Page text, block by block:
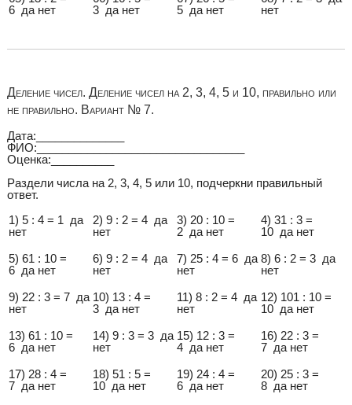
6 да нет
3 да нет
5 да нет
нет
Деление чисел. Деление чисел на 2, 3, 4, 5 и 10, правильно или
не правильно. Вариант № 7.
Дата:______________
ФИО:_________________________________
Оценка:__________
Раздели числа на 2, 3, 4, 5 или 10, подчеркни правильный
ответ.
1) 5 : 4 = 1 да
нет
2) 9 : 2 = 4 да
нет
3) 20 : 10 =
2 да нет
4) 31 : 3 =
10 да нет
5) 61 : 10 =
6 да нет
6) 9 : 2 = 4 да
нет
7) 25 : 4 = 6 да
нет
8) 6 : 2 = 3 да
нет
9) 22 : 3 = 7 да
нет
10) 13 : 4 =
3 да нет
11) 8 : 2 = 4 да
нет
12) 101 : 10 =
10 да нет
13) 61 : 10 =
6 да нет
14) 9 : 3 = 3 да
нет
15) 12 : 3 =
4 да нет
16) 22 : 3 =
7 да нет
17) 28 : 4 =
7 да нет
18) 51 : 5 =
10 да нет
19) 24 : 4 =
6 да нет
20) 25 : 3 =
8 да нет